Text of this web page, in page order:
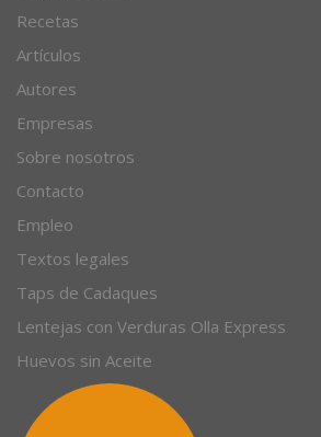
Recetas
Artículos
Autores
Empresas
Sobre nosotros
Contacto
Empleo
Textos legales
Taps de Cadaques
Lentejas con Verduras Olla Express
Huevos sin Aceite